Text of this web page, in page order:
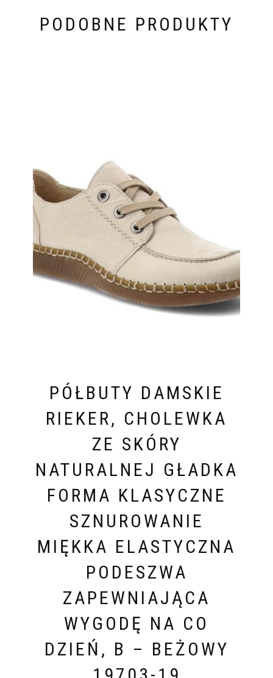
PODOBNE PRODUKTY
PÓŁBUTY DAMSKIE
RIEKER, CHOLEWKA
ZE SKÓRY
NATURALNEJ GŁADKA
FORMA KLASYCZNE
SZNUROWANIE
MIĘKKA ELASTYCZNA
PODESZWA
ZAPEWNIAJĄCA
WYGODĘ NA CO
DZIEŃ, B – BEŻOWY